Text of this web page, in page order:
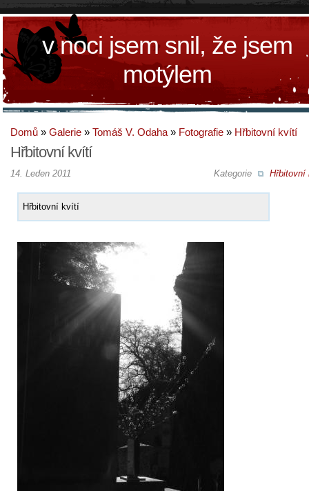
v noci jsem snil, že jsem
motýlem
Domů » Galerie » Tomáš V. Odaha » Fotografie » Hřbitovní kvítí
Hřbitovní kvítí
Kategorie Hřbitovní
14. Leden 2011
Hřbitovní kvítí